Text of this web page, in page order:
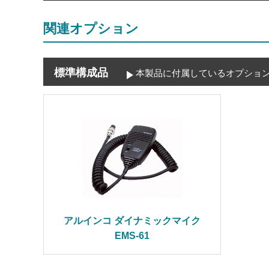
関連オプション
標準構成品 本製品に付属しているオプショ
アルインコ ダイナミックマイク
EMS-61